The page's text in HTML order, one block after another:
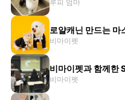
루피 엄마
로얄캐닌 만드는 마
비마이펫
비마이펫과 함께한
비마이펫